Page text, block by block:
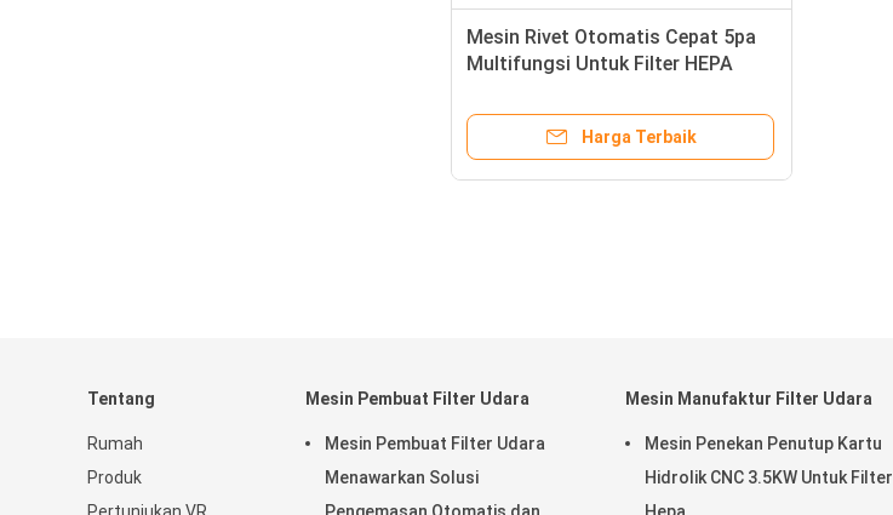
Mesin Rivet Otomatis Cepat 5pa
Multifungsi Untuk Filter HEPA
Harga Terbaik
Tentang
Rumah
Produk
Mesin Pembuat Filter Udara
Mesin Pembuat Filter Udara
Menawarkan Solusi
Mesin Manufaktur Filter Udara
Mesin Penekan Penutup Kartu
Hidrolik CNC 3.5KW Untuk Filter